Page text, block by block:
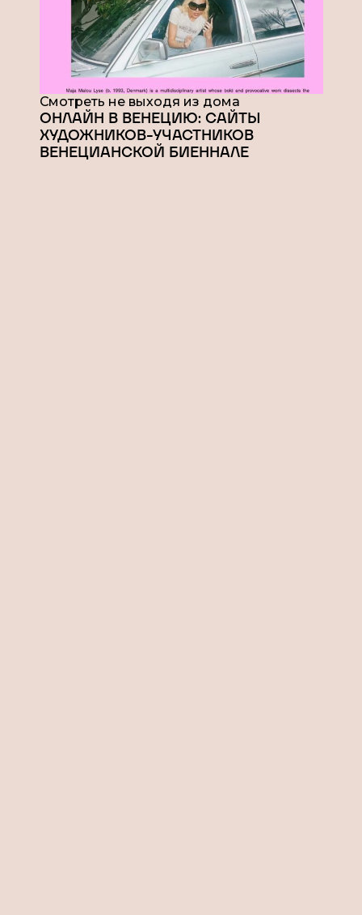
Смотреть не выходя из дома
ОНЛАЙН В ВЕНЕЦИЮ: САЙТЫ
ХУДОЖНИКОВ-УЧАСТНИКОВ
ВЕНЕЦИАНСКОЙ БИЕННАЛЕ